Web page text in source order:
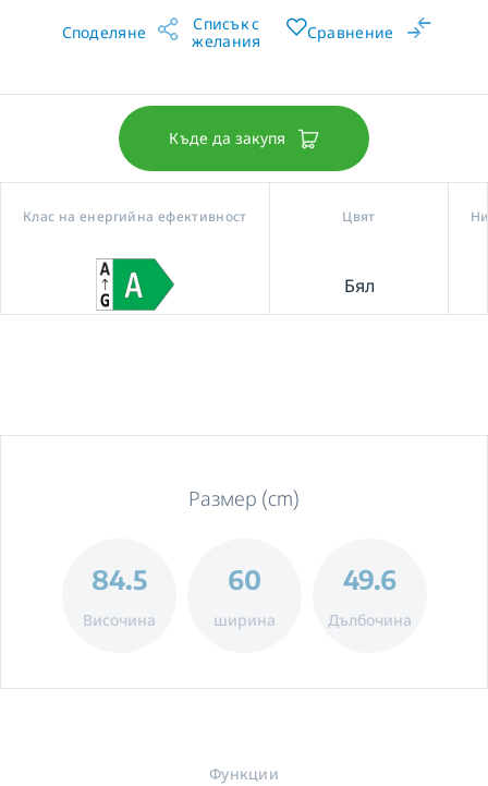
Споделяне
Списък с
желания
Сравнение
Къде да закупя
Клас на енергийна ефективност Цвят
Бял
Размер (cm)
84.5
Височина
60
ширина
49.6
Дълбочина
Функции